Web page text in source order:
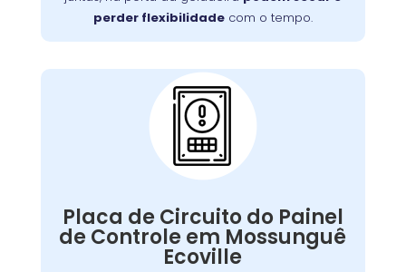
perder flexibilidadecom o tempo.
Placa de Circuito do Painel
de Controle em Mossunguê
Ecoville
Problemas com a
Placa de Circuito do
Painel de Controle:
capacidade do aparelho
de manter a
temperatura ideal.
Nossa equipe está
equipada para diagnosticar e reparar